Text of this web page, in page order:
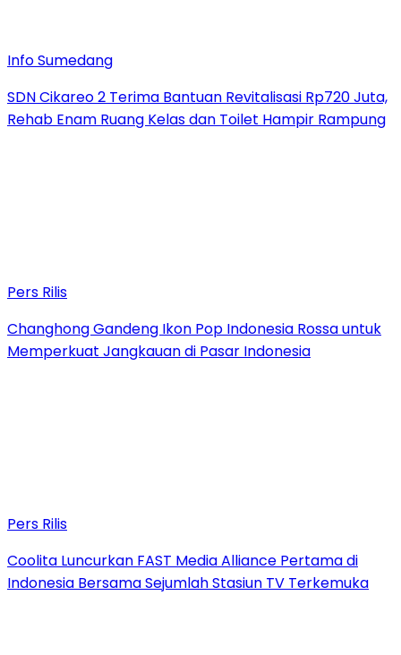
Info Sumedang
SDN Cikareo 2 Terima Bantuan Revitalisasi Rp720 Juta,
Rehab Enam Ruang Kelas dan Toilet Hampir Rampung
Pers Rilis
Changhong Gandeng Ikon Pop Indonesia Rossa untuk
Memperkuat Jangkauan di Pasar Indonesia
Pers Rilis
Coolita Luncurkan FAST Media Alliance Pertama di
Indonesia Bersama Sejumlah Stasiun TV Terkemuka